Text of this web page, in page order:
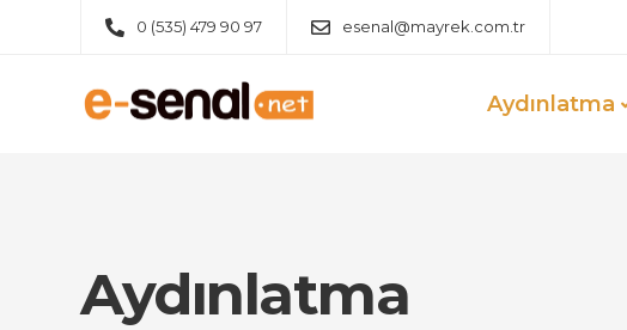
0 (535) 479 90 97 esenal@mayrek.com.tr
Aydınlatma
Aydınlatma